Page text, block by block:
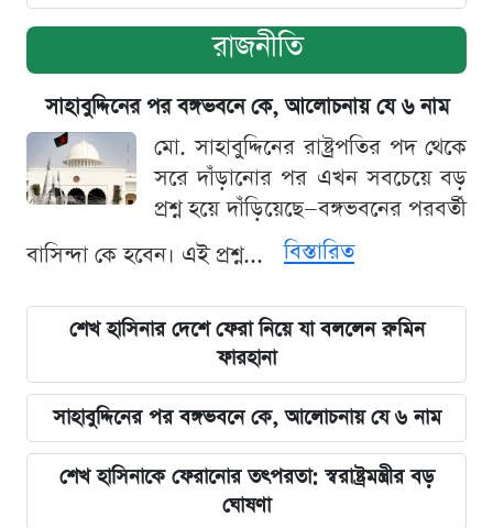
রাজনীতি
সাহাবুদ্দিনের পর বঙ্গভবনে কে, আলোচনায় যে ৬ নাম
মো. সাহাবুদ্দিনের রাষ্ট্রপতির পদ থেকে
সরে দাঁড়ানোর পর এখন সবচেয়ে বড়
প্রশ্ন হয়ে দাঁড়িয়েছে—বঙ্গভবনের পরবর্তী
বাসিন্দা কে হবেন। এই প্রশ্ন...
বিস্তারিত
শেখ হাসিনার দেশে ফেরা নিয়ে যা বললেন রুমিন
ফারহানা
সাহাবুদ্দিনের পর বঙ্গভবনে কে, আলোচনায় যে ৬ নাম
শেখ হাসিনাকে ফেরানোর তৎপরতা: স্বরাষ্ট্রমন্ত্রীর বড়
ঘোষণা